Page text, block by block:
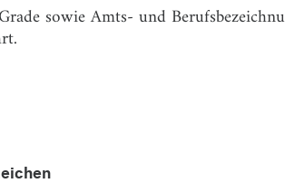
sowie Amts- und